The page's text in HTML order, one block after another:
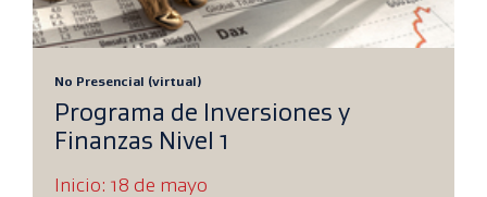
No Presencial (virtual)
Programa de Inversiones y
Finanzas Nivel 1
Inicio: 18 de mayo